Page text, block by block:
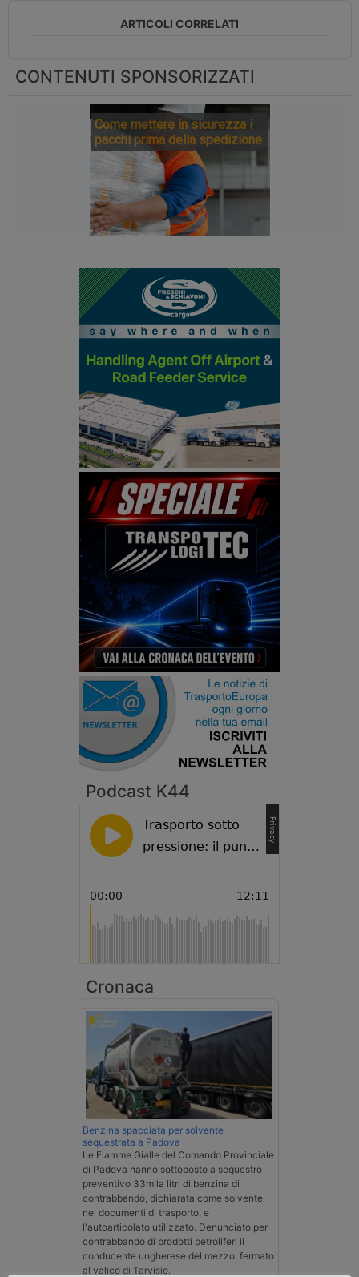
Podcast K44
Cronaca
Benzina spacciata per solvente
sequestrata a Padova
Le Fiamme Gialle del Comando Provinciale
di Padova hanno sottoposto a sequestro
preventivo 33mila litri di benzina di
contrabbando, dichiarata come solvente
nei documenti di trasporto, e
l'autoarticolato utilizzato. Denunciato per
contrabbando di prodotti petroliferi il
conducente ungherese del mezzo, fermato
al valico di Tarvisio.
ARTICOLI CORRELATI
CONTENUTI SPONSORIZZATI
Come mettere in sicurezza i
pacchi prima della spedizione